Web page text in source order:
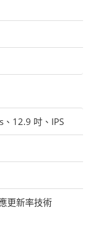
12.9 吋、IPS
更新率技術